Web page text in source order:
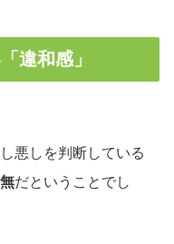
違和感」
悪しを判断している
だということでし